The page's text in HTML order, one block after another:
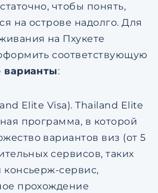
чтобы понять,
на острове надолго. Для
на Пхукете
соответствующую
варианты:
Elite Visa). Thailand Elite
программа, в которой
вариантов виз (от 5
сервисов, таких
консьерж-сервис,
прохождение